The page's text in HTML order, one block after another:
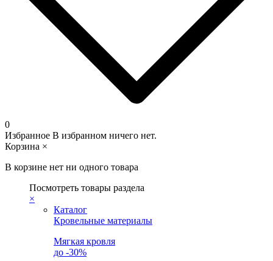
0
Избранное В избранном ничего нет.
Корзина ×
В корзине нет ни одного товара
Посмотреть товары раздела
×
Каталог
Кровельные материалы
Мягкая кровля
до -30%